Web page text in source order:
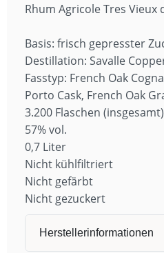
Rhum Agricole Tres Vieux
Basis: frisch gepresster
Destillation: Savalle
Fasstyp: French Oak
Porto Cask, French Oak
3.200 Flaschen (insgesamt)
57% vol.
0,7 Liter
Nicht kühlfiltriert
Nicht gefärbt
Nicht gezuckert
Herstellerinformationen